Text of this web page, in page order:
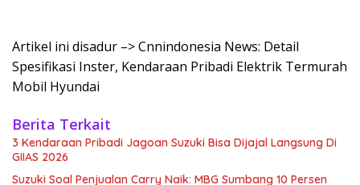
Artikel ini disadur –> Cnnindonesia News: Detail
Spesifikasi Inster, Kendaraan Pribadi Elektrik Termurah
Mobil Hyundai
Berita Terkait
3 Kendaraan Pribadi Jagoan Suzuki Bisa Dijajal Langsung Di
GIIAS 2026
Suzuki Soal Penjualan Carry Naik: MBG Sumbang 10 Persen